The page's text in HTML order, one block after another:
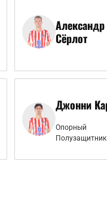
Александр
Сёрлот
Джонни
Опорный
Полузащитник